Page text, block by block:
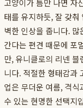
고양이가 틈만 나면 자
태를 유지하듯, 잘 갖춰
벽한 인상을 줍니다.
간다는 편견 때문에 포
만, 유니클로의 리넨
니다. 적절한 형태감과
업은 무더운 여름, 격
수 있는 현명한 선택지